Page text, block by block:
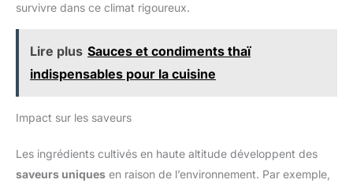
survivre dans ce climat rigoureux.
Lire plus Sauces et condiments thaï
indispensables pour la cuisine
Impact sur les saveurs
Les ingrédients cultivés en haute altitude développent des
saveurs uniques en raison de l’environnement. Par exemple,